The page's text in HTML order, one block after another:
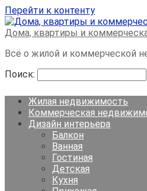
Перейти к контенту
Дома, квартиры и
Всё о жилой и коммерческой
Поиск:
Жилая недвижимость
Коммерческая
Дизайн интерьера
Балкон
Ванная
Гостиная
Детская
Кухня